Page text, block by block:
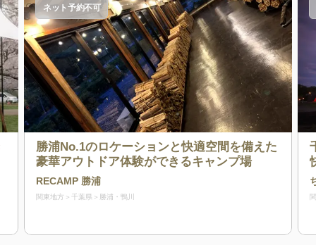
ネット予約不可
勝浦No.1のロケーションと快適空間を備えた
豪華アウトドア体験ができるキャンプ場
RECAMP 勝浦
関東地方 千葉県 勝浦・鴨川